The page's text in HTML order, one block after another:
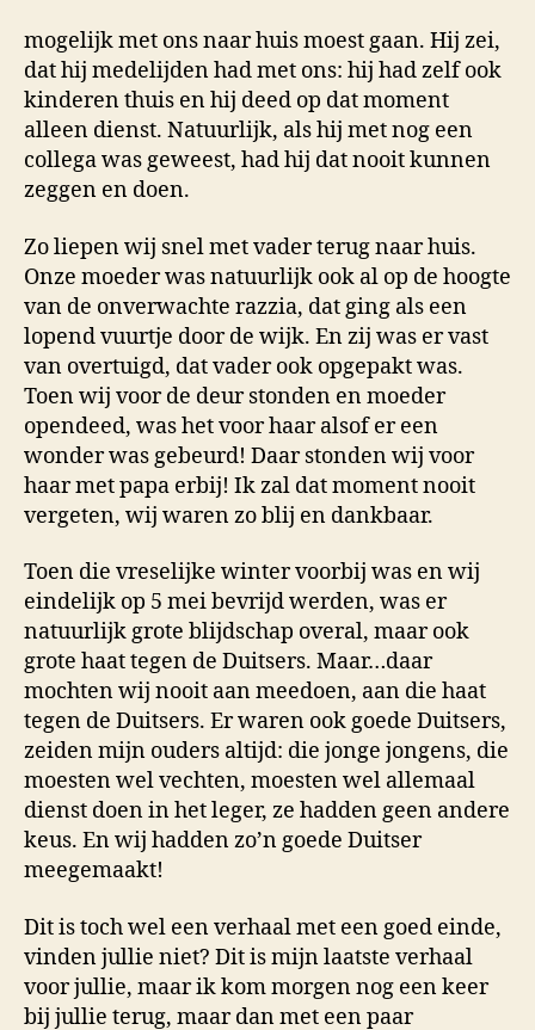
mogelijk met ons naar huis moest gaan. Hij zei,
dat hij medelijden had met ons: hij had zelf ook
kinderen thuis en hij deed op dat moment
alleen dienst. Natuurlijk, als hij met nog een
collega was geweest, had hij dat nooit kunnen
zeggen en doen.
Zo liepen wij snel met vader terug naar huis.
Onze moeder was natuurlijk ook al op de hoogte
van de onverwachte razzia, dat ging als een
lopend vuurtje door de wijk. En zij was er vast
van overtuigd, dat vader ook opgepakt was.
Toen wij voor de deur stonden en moeder
opendeed, was het voor haar alsof er een
wonder was gebeurd! Daar stonden wij voor
haar met papa erbij! Ik zal dat moment nooit
vergeten, wij waren zo blij en dankbaar.
Toen die vreselijke winter voorbij was en wij
eindelijk op 5 mei bevrijd werden, was er
natuurlijk grote blijdschap overal, maar ook
grote haat tegen de Duitsers. Maar…daar
mochten wij nooit aan meedoen, aan die haat
tegen de Duitsers. Er waren ook goede Duitsers,
zeiden mijn ouders altijd: die jonge jongens, die
moesten wel vechten, moesten wel allemaal
dienst doen in het leger, ze hadden geen andere
keus. En wij hadden zo’n goede Duitser
meegemaakt!
Dit is toch wel een verhaal met een goed einde,
vinden jullie niet? Dit is mijn laatste verhaal
voor jullie, maar ik kom morgen nog een keer
bij jullie terug, maar dan met een paar